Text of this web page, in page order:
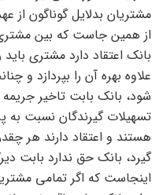
مشتریان بدلایل گوناگون از
از همین جاست که بین
بانک اعتقاد دارد مشتری
علاوه بهره آن را بپردازد و
شود، بانک بابت تاخیر
تسهیلات گیرندگان نسبت به
هستند و اعتقاد دارند هر
گیرد، بانک حق ندارد بابت
اینجاست که اگر تمامی